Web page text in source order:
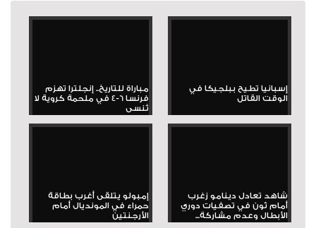
إسبانيا تطيح ببلجيكا في
الوقت القاتل
مباراة للتاريخ.. إنجلترا تهزم
فرنسا 6-4 في ملحمة كروية لا
تُنسى
شاهد تعادل دينامو زغرب
أمام ثون في تصفيات دوري
الأبطال وعدم مشاركة...
إمبولو يتلقى أغرب بطاقة
حمراء في المونديال أمام
الأرجنتين